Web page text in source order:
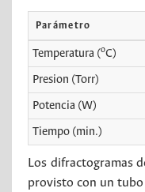
Parámetro
Temperatura (oC)
Presion (Torr)
Potencia (W)
Tiempo (min.)
Los difractogramas
provisto con un